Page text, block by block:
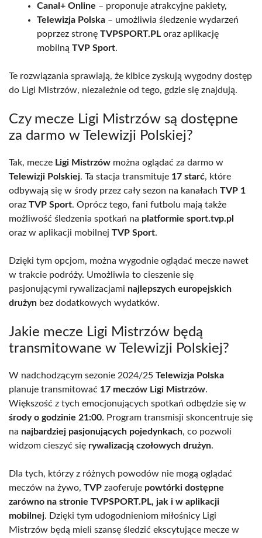
Canal+ Online – proponuje atrakcyjne pakiety,
Telewizja Polska – umożliwia śledzenie wydarzeń
poprzez stronę TVPSPORT.PL oraz aplikację
mobilną TVP Sport.
Te rozwiązania sprawiają, że kibice zyskują wygodny dostęp
do Ligi Mistrzów, niezależnie od tego, gdzie się znajdują.
Czy mecze Ligi Mistrzów są dostępne
za darmo w Telewizji Polskiej?
Tak, mecze Ligi Mistrzów można oglądać za darmo w
Telewizji Polskiej. Ta stacja transmituje 17 starć, które
odbywają się w środy przez cały sezon na kanałach TVP 1
oraz TVP Sport. Oprócz tego, fani futbolu mają także
możliwość śledzenia spotkań na platformie sport.tvp.pl
oraz w aplikacji mobilnej TVP Sport.
Dzięki tym opcjom, można wygodnie oglądać mecze nawet
w trakcie podróży. Umożliwia to cieszenie się
pasjonującymi rywalizacjami najlepszych europejskich
drużyn bez dodatkowych wydatków.
Jakie mecze Ligi Mistrzów będą
transmitowane w Telewizji Polskiej?
W nadchodzącym sezonie 2024/25 Telewizja Polska
planuje transmitować 17 meczów Ligi Mistrzów.
Większość z tych emocjonujących spotkań odbędzie się w
środy o godzinie 21:00. Program transmisji skoncentruje się
na najbardziej pasjonujących pojedynkach, co pozwoli
widzom cieszyć się rywalizacją czołowych drużyn.
Dla tych, którzy z różnych powodów nie mogą oglądać
meczów na żywo, TVP zaoferuje powtórki dostępne
zarówno na stronie TVPSPORT.PL, jak i w aplikacji
mobilnej. Dzięki tym udogodnieniom miłośnicy Ligi
Mistrzów będą mieli szansę śledzić ekscytujące mecze w